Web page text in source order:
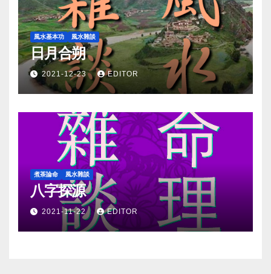
風水基本功 風水雜談
日月合朔
2021-12-23 EDITOR
煮茶論命 風水雜談
八字探源
2021-11-22 EDITOR